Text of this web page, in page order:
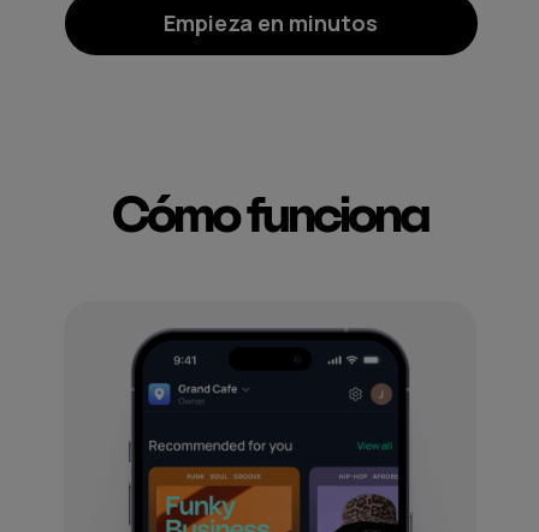
Empieza en minutos
Cómo funciona